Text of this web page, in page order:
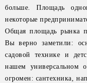
больше. Площадь
некоторые
Общая площадь рынка
Вы верно заметили:
садовой технике и
нашем универсальном
огромен: сантехника,